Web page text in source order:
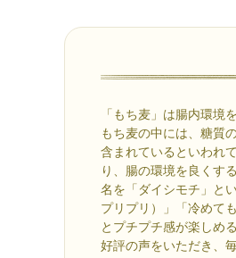
「もち麦」は腸内環境
もち麦の中には、糖質
含まれているといわれ
り、腸の環境を良くす
名を「ダイシモチ」と
プリプリ）」「冷めて
とプチプチ感が楽しめ
好評の声をいただき、